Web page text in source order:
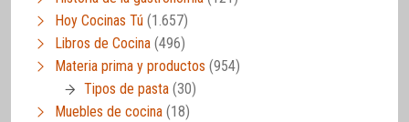
Hoy Cocinas Tú (1.657)
Libros de Cocina (496)
Materia prima y productos (954)
Tipos de pasta (30)
Muebles de cocina (18)